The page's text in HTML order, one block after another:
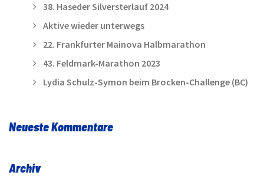
38. Haseder Silversterlauf 2024
Aktive wieder unterwegs
22. Frankfurter Mainova Halbmarathon
43. Feldmark-Marathon 2023
Lydia Schulz-Symon beim Brocken-Challenge (BC)
Neueste Kommentare
Archiv